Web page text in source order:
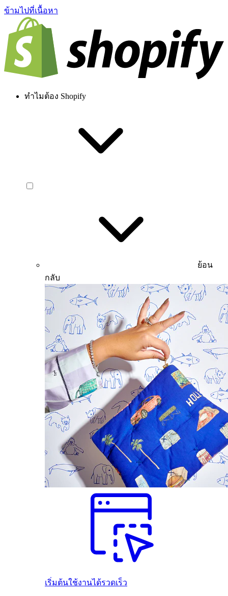
ข้ามไปที่เนื้อหา
ทำไมต้อง Shopify
ย้อน
กลับ
เริ่มต้นใช้งานได้รวดเร็ว